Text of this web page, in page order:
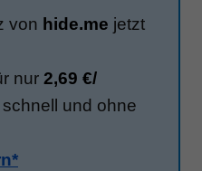
von hide.me jetzt
nur 2,69 €/
und ohne